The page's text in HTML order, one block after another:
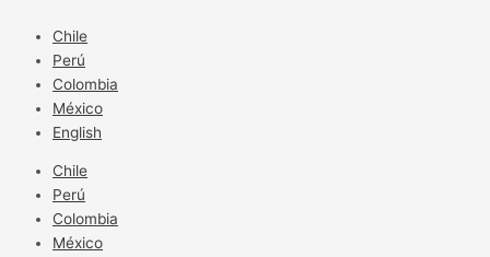
contenido
Chile
Perú
Colombia
México
English
Chile
Perú
Colombia
México
por
goteo